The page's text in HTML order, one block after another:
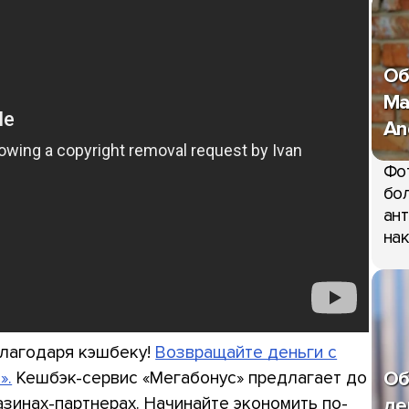
кэшбеку! Возвращайте деньги с
Кешбэк-сервис «Мегабонус» предлагает до
партнерах. Начинайте экономить по-